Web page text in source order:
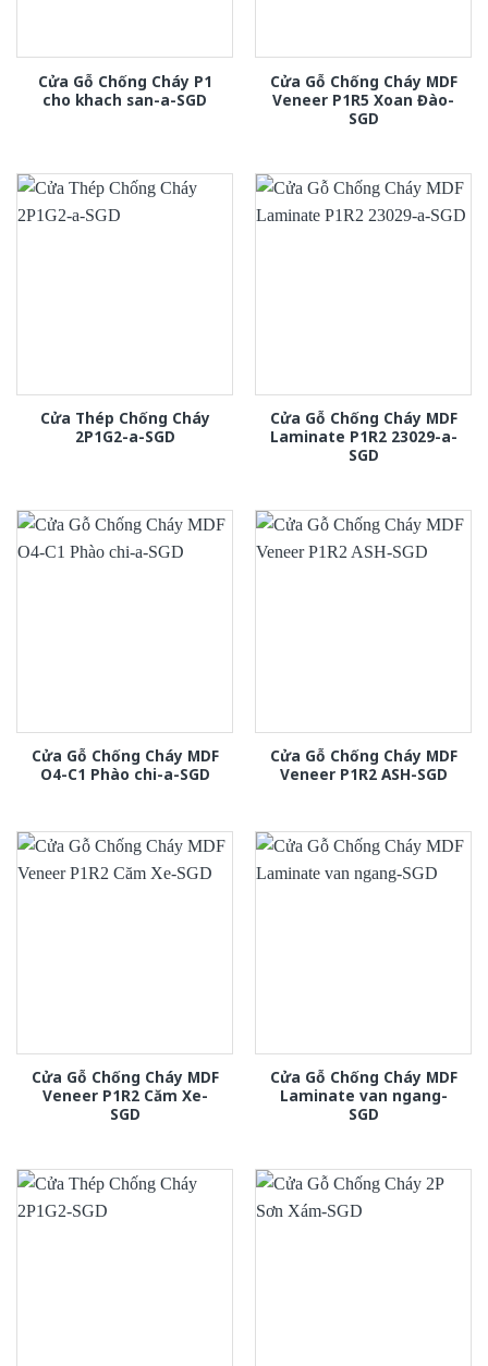
Cửa Gỗ Chống Cháy P1
cho khach san-a-SGD
Cửa Gỗ Chống Cháy MDF
Veneer P1R5 Xoan Đào-
SGD
Cửa Thép Chống Cháy
2P1G2-a-SGD
Cửa Gỗ Chống Cháy MDF
Laminate P1R2 23029-a-
SGD
Cửa Gỗ Chống Cháy MDF
O4-C1 Phào chi-a-SGD
Cửa Gỗ Chống Cháy MDF
Veneer P1R2 ASH-SGD
Cửa Gỗ Chống Cháy MDF
Veneer P1R2 Căm Xe-
SGD
Cửa Gỗ Chống Cháy MDF
Laminate van ngang-
SGD